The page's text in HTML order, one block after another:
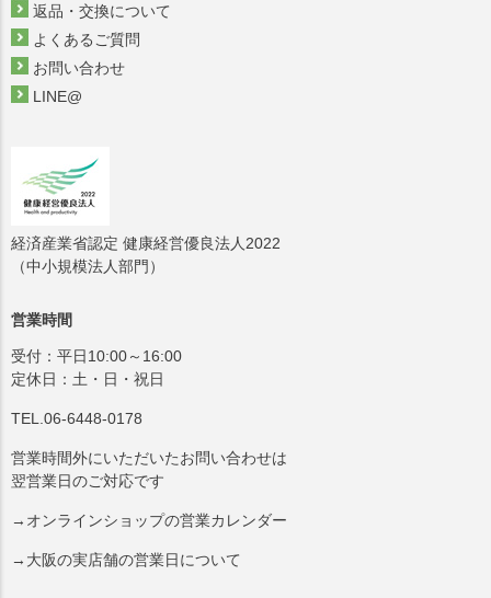
返品・交換について
よくあるご質問
お問い合わせ
LINE@
経済産業省認定 健康経営優良法人2022
（中小規模法人部門）
営業時間
受付：平日10:00～16:00
定休日：土・日・祝日
TEL.06-6448-0178
営業時間外にいただいたお問い合わせは
翌営業日のご対応です
→オンラインショップの営業カレンダー
→大阪の実店舗の営業日について